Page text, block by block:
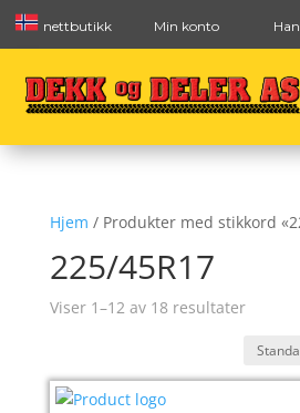
nettbutikk Min konto
Hjem / Produkter med stikkord
225/45R17
Viser 1–12 av 18 resultater